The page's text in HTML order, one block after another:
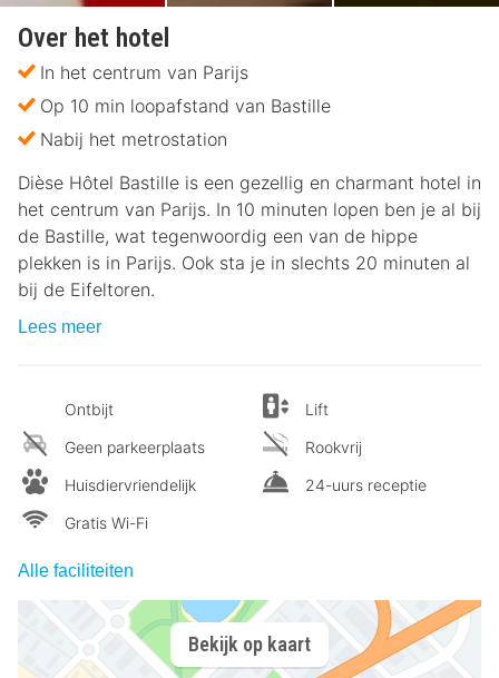
Over het hotel
In het centrum van Parijs
Op 10 min loopafstand van Bastille
Nabij het metrostation
Dièse Hôtel Bastille is een gezellig en charmant hotel in
het centrum van Parijs. In 10 minuten lopen ben je al bij
de Bastille, wat tegenwoordig een van de hippe
plekken is in Parijs. Ook sta je in slechts 20 minuten al
bij de Eifeltoren.
Lees meer
Ontbijt
Geen parkeerplaats
Huisdiervriendelijk
Gratis Wi-Fi
Lift
Rookvrij
24-uurs receptie
Alle faciliteiten
Bekijk op kaart